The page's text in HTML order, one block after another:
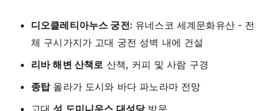
디오클레티아누스 궁전: 유네스코 세계문화유산 - 전
체 구시가지가 고대 궁전 성벽 내에 건설
리바 해변 산책로 산책, 커피 및 사람 구경
종탑올라가 도시와 바다 파노라마 전망